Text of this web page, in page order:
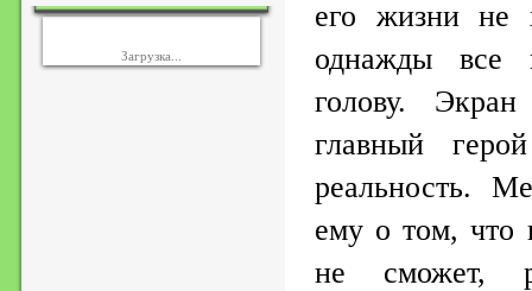
Загрузка...
его жизни не
однажды все
голову.
главный
реальность.
ему о том, что
не сможет,